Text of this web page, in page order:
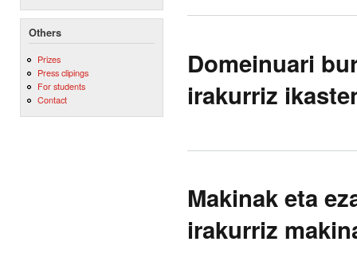
Others
Prizes
Press clipings
For students
Contact
Domeinuari
irakurriz
Makinak eta
irakurriz